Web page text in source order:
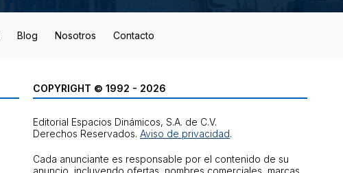
Blog Nosotros Contacto
COPYRIGHT © 1992 - 2026
Editorial Espacios Dinámicos, S.A. de C.V.
Derechos Reservados. Aviso de privacidad.
Cada anunciante es responsable por el contenido de su
anuncio, incluyendo ofertas, nombres comerciales, marcas